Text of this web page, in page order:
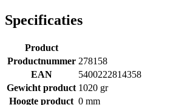
Specificaties
Product
Productnummer 278158
EAN
5400222814358
Gewicht product 1020 gr
Hoogte product 0 mm